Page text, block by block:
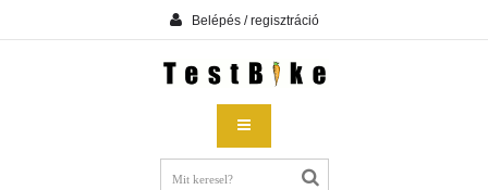
Belépés / regisztráció